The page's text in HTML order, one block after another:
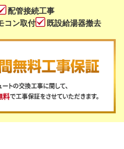
配管接続工事
コン取付 既設給湯器撤去